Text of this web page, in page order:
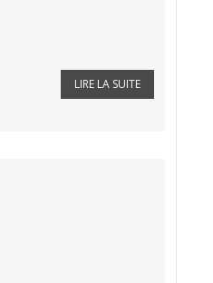
LIRE LA SUITE